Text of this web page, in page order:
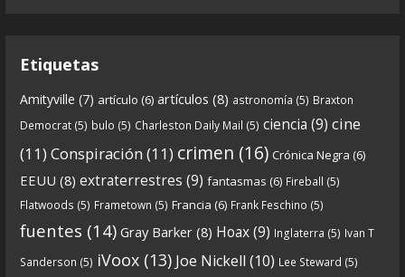
6 0 View on facebook
Crónicas de Nantucket
Descargar
https://www.ivoox.com/cdn-6x05-8211-qanon-
parte-1-origenes-audios-mp3_rf_67157433_1.html
Etiquetas
Amityville (7) artículo (6) artículos (8) astronomía (5) Braxton
Democrat (5) bulo (5) Charleston Daily Mail (5) ciencia (9) cine
(11) Conspiración (11) crimen (16) Crónica Negra (6)
EEUU (8) extraterrestres (9) fantasmas (6) Fireball (5)
Flatwoods (5) Frametown (5) Francia (6) Frank Feschino (5)
fuentes (14) Gray Barker (8) Hoax(9) Inglaterra (5) Ivan T
Sanderson (5) iVoox (13) Joe Nickell (10) Lee Steward (5)